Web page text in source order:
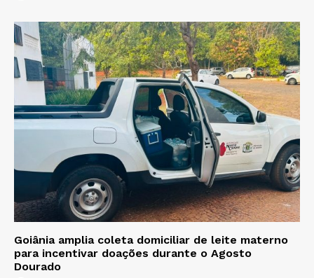
Goiânia amplia coleta domiciliar de leite materno
para incentivar doações durante o Agosto
Dourado